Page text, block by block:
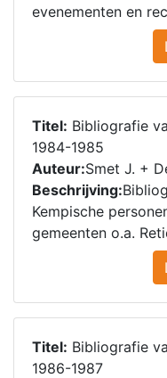
evenementen en
Titel: Bibliografie
1984-1985
Auteur:Smet J. +
Beschrijving:
Kempische
gemeenten o.a.
Titel: Bibliografie
1986-1987